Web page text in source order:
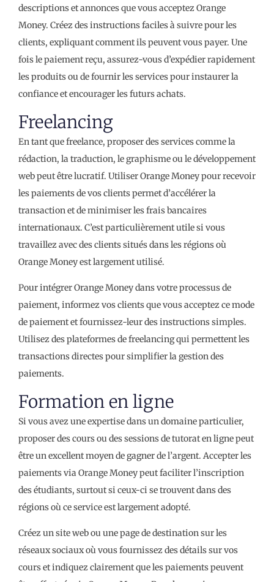
descriptions et annonces que vous acceptez Orange
Money. Créez des instructions faciles à suivre pour les
clients, expliquant comment ils peuvent vous payer. Une
fois le paiement reçu, assurez-vous d’expédier rapidement
les produits ou de fournir les services pour instaurer la
confiance et encourager les futurs achats.
Freelancing
En tant que freelance, proposer des services comme la
rédaction, la traduction, le graphisme ou le développement
web peut être lucratif. Utiliser Orange Money pour recevoir
les paiements de vos clients permet d’accélérer la
transaction et de minimiser les frais bancaires
internationaux. C’est particulièrement utile si vous
travaillez avec des clients situés dans les régions où
Orange Money est largement utilisé.
Pour intégrer Orange Money dans votre processus de
paiement, informez vos clients que vous acceptez ce mode
de paiement et fournissez-leur des instructions simples.
Utilisez des plateformes de freelancing qui permettent les
transactions directes pour simplifier la gestion des
paiements.
Formation en ligne
Si vous avez une expertise dans un domaine particulier,
proposer des cours ou des sessions de tutorat en ligne peut
être un excellent moyen de gagner de l’argent. Accepter les
paiements via Orange Money peut faciliter l’inscription
des étudiants, surtout si ceux-ci se trouvent dans des
régions où ce service est largement adopté.
Créez un site web ou une page de destination sur les
réseaux sociaux où vous fournissez des détails sur vos
cours et indiquez clairement que les paiements peuvent